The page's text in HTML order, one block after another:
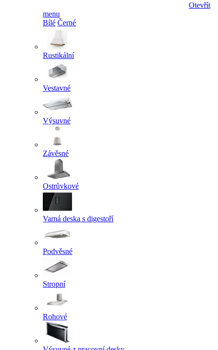
Otevřít
menu
Bílé Černé
Rustikální
Vestavné
Výsuvné
Závěsné
Ostrůvkové
Varná deska s digestoří
Podvěsné
Stropní
Rohové